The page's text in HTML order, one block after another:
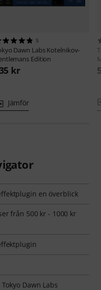
5
Dawn LabsKotelnikov-
Edition
kr
Jämför
en överblick
från 500 kr - 1000 kr
Dawn Labs